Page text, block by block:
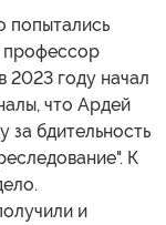
попытались
профессор
году начал
что Ардей
за бдительность
К
и